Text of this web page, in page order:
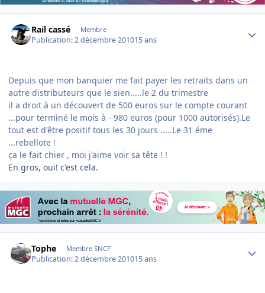
Rail cassé Membre
Publication:2 décembre 201015 ans
Depuis que mon banquier me fait payer les retraits dans un
autre distributeurs que le sien.....le 2 du trimestre
il a droit à un découvert de 500 euros sur le compte courant
...pour terminé le mois à - 980 euros (pour 1000 autorisés).Le
tout est d'être positif tous les 30 jours .....Le 31 éme
...rebellote !
ça le fait chier , moi j'aime voir sa tête ! !
En gros, oui! c'est cela.
Tophe Membre SNCF
Publication:2 décembre 201015 ans